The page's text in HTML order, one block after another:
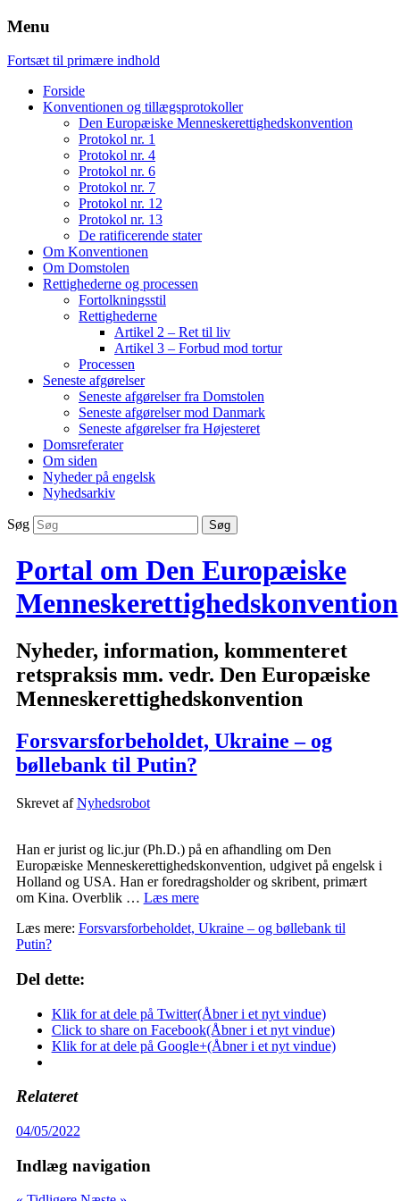
Menu
Fortsæt til primære indhold
Forside
Konventionen og tillægsprotokoller
Den Europæiske Menneskerettighedskonvention
Protokol nr. 1
Protokol nr. 4
Protokol nr. 6
Protokol nr. 7
Protokol nr. 12
Protokol nr. 13
De ratificerende stater
Om Konventionen
Om Domstolen
Rettighederne og processen
Fortolkningsstil
Rettighederne
Artikel 2 – Ret til liv
Artikel 3 – Forbud mod tortur
Processen
Seneste afgørelser
Seneste afgørelser fra Domstolen
Seneste afgørelser mod Danmark
Seneste afgørelser fra Højesteret
Domsreferater
Om siden
Nyheder på engelsk
Nyhedsarkiv
Søg
Portal om Den Europæiske
Menneskerettighedskonvention
Nyheder, information, kommenteret
retspraksis mm. vedr. Den Europæiske
Menneskerettighedskonvention
Forsvarsforbeholdet, Ukraine – og
bøllebank til Putin?
Skrevet afNyhedsrobot
Han er jurist og lic.jur (Ph.D.) på en afhandling om Den
Europæiske Menneskerettighedskonvention, udgivet på engelsk i
Holland og USA. Han er foredragsholder og skribent, primært
om Kina. Overblik … Læs mere
Læs mere: Forsvarsforbeholdet, Ukraine – og bøllebank til
Putin?
Del dette:
Klik for at dele på Twitter(Åbner i et nyt vindue)
Click to share on Facebook(Åbner i et nyt vindue)
Klik for at dele på Google+(Åbner i et nyt vindue)
Relateret
04/05/2022
Indlæg navigation